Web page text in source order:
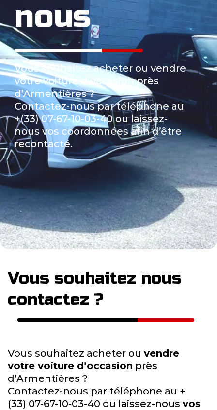
nous
Vous souhaitez acheter ou vendre
votre voiture d’occasion près
d’Armentières ?
Contactez-nous par téléphone au
+(33) 07-67-10-03-40 ou laissez-
nous vos coordonnées afin d’être
recontacté.
Vous souhaitez nous
contactez ?
Vous souhaitez acheter ou vendre
votre voiture d’occasion près
d’Armentières ?
Contactez-nous par téléphone au +
(33) 07-67-10-03-40 ou laissez-nous vos